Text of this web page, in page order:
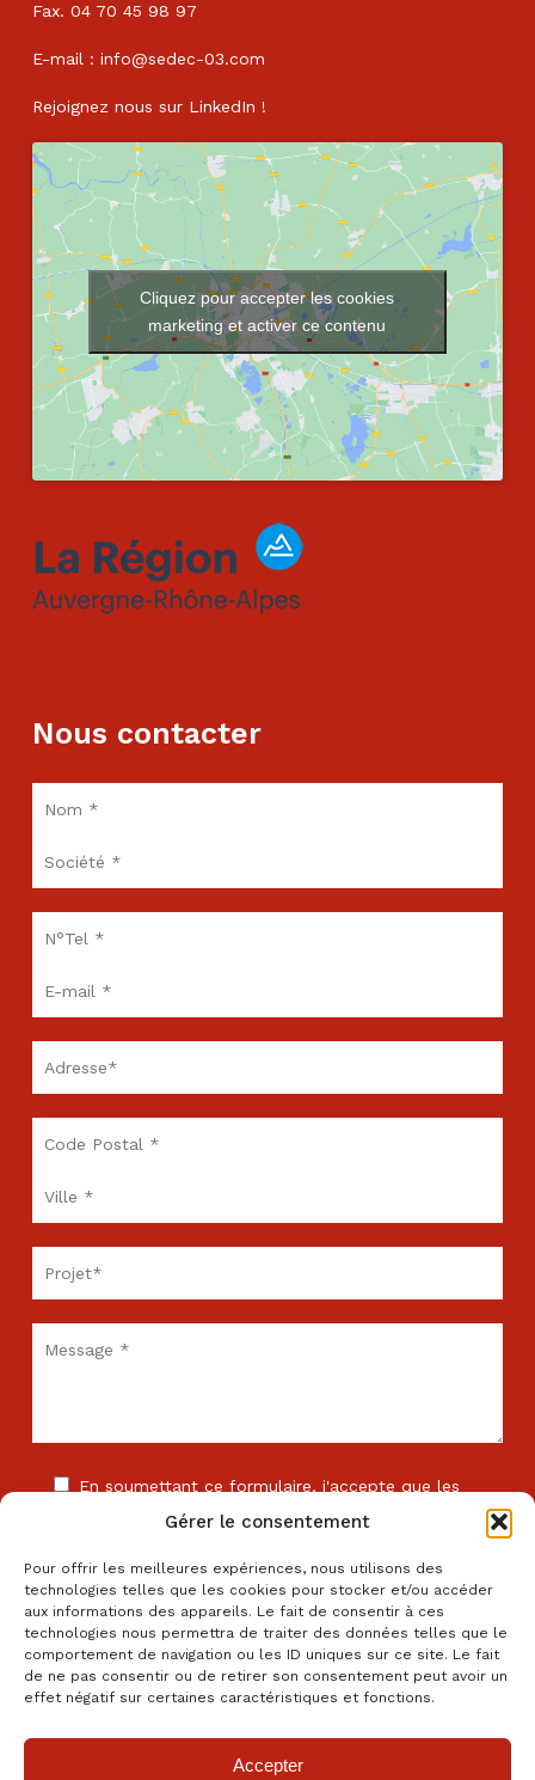
Gérer le consentement
Pour offrir les meilleures expériences, nous utilisons des
technologies telles que les cookies pour stocker et/ou accéder
aux informations des appareils. Le fait de consentir à ces
technologies nous permettra de traiter des données telles que le
comportement de navigation ou les ID uniques sur ce site. Le fait
de ne pas consentir ou de retirer son consentement peut avoir un
effet négatif sur certaines caractéristiques et fonctions.
Accepter
Fax. 04 70 45 98 97
E-mail : info@sedec-03.com
Rejoignez nous sur LinkedIn !
Cliquez pour accepter les cookies
marketing et activer ce contenu
Nous contacter
En soumettant ce formulaire, j'accepte que les
informations saisies soient exploitées dans le cadre de
la relation commerciale avec l'entreprise . *
Les champs comportant le signe * sont obligatoires. En cas de
non réponse, votre demande ne pourra être traitée.